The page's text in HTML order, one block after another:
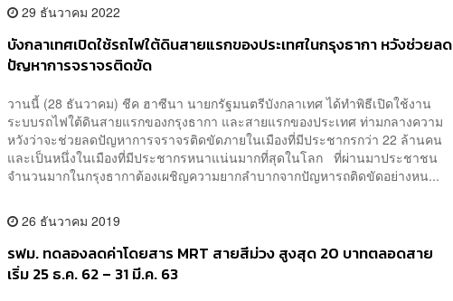
29 ธันวาคม 2022
บังกลาเทศเปิดใช้รถไฟใต้ดินสายแรกของประเทศในกรุงธากา หวังช่วยลด
ปัญหาการจราจรติดขัด
วานนี้ (28 ธันวาคม) ชีค ฮาซีนา นายกรัฐมนตรีบังกลาเทศ ได้ทำพิธีเปิดใช้งาน
ระบบรถไฟใต้ดินสายแรกของกรุงธากา และสายแรกของประเทศ ท่ามกลางความ
หวังว่าจะช่วยลดปัญหาการจราจรติดขัดภายในเมืองที่มีประชากรกว่า 22 ล้านคน
และเป็นหนึ่งในเมืองที่มีประชากรหนาแน่นมากที่สุดในโลก ที่ผ่านมาประชาชน
จำนวนมากในกรุงธากาต้องเผชิญความยากลำบากจากปัญหารถติดขัดอย่างหน...
26 ธันวาคม 2019
รฟม. ทดลองลดค่าโดยสาร MRT สายสีม่วง สูงสุด 20 บาทตลอดสาย
เริ่ม 25 ธ.ค. 62 – 31 มี.ค. 63